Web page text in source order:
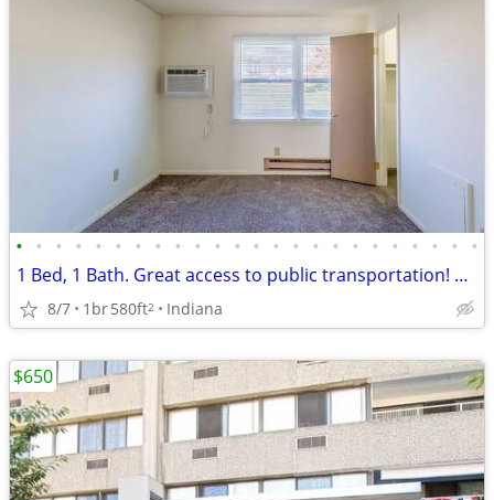
• • • • • • • • • • • • • • • • • • • • • • • •
1 Bed, 1 Bath. Great access to public transportation! We're nearby!
8/7 1br580ft2 Indiana
$650